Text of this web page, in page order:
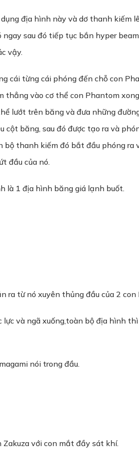
địa hình này và dơ thanh kiếm
sau đó tiếp tục bắn hyper
vậy.
cái từng cái phóng đến chỗ con
vào cơ thể con Phantom
lướt trên băng và đưa những
băng, sau đó được tạo ra và
thanh kiếm đó bắt đầu phóng ra
đầu của nó.
là 1 địa hình băng giá lạnh buốt.
ra từ nó xuyên thủng đầu của 2
và ngã xuống,toàn bộ địa hình
nói trong đầu.
Zakuza với con mắt đầy sát khí.